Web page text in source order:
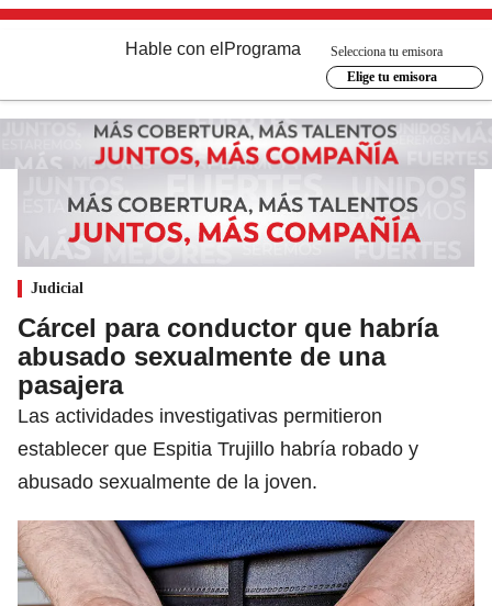
Hable con el Programa
Selecciona tu emisora
Elige tu emisora
Judicial
Cárcel para conductor que habría
abusado sexualmente de una
pasajera
Las actividades investigativas permitieron
establecer que Espitia Trujillo habría robado y
abusado sexualmente de la joven.